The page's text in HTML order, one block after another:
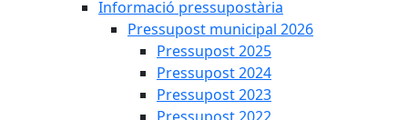
Informació pressupostària
Pressupost municipal 2026
Pressupost 2025
Pressupost 2024
Pressupost 2023